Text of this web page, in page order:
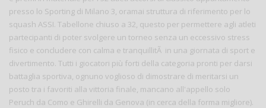
presso lo Sporting di Milano 3, oramai struttura di riferimento per lo
squash ASSI. Tabellone chiuso a 32, questo per permettere agli atleti
partecipanti di poter svolgere un torneo senza un eccessivo stress
fisico e concludere con calma e tranquillitÃ in una giornata di sport e
divertimento. Tutti i giocatori più forti della categoria pronti per darsi
battaglia sportiva, ognuno voglioso di dimostrare di meritarsi un
posto tra i favoriti alla vittoria finale, mancano all'appello solo
Peruch da Como e Ghirelli da Genova (in cerca della forma migliore).